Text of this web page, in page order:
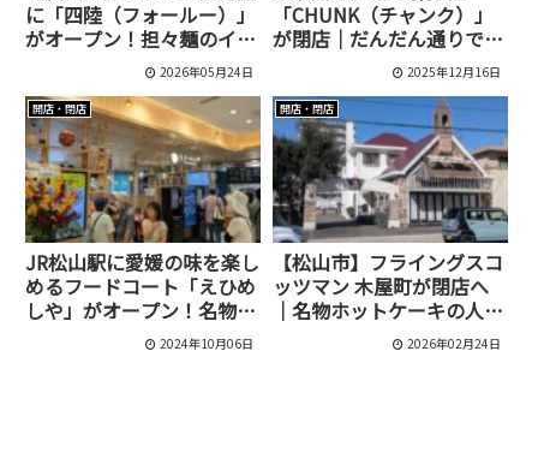
に「四陸（フォールー）」
がオープン！担々麺のイー
トインも楽しめる中華惣菜
2026年05月24日
「CHUNK（チャンク）」
が閉店｜だんだん通りで約
2025年12月16日
開店・閉店
JR松山駅に愛媛の味を楽し
めるフードコート「えひめ
しや」がオープン！名物だ
ったあの味も復刻！？
2024年10月06日
開店・閉店
【松山市】フライングスコ
ッツマン 木屋町が閉店へ
｜名物ホットケーキの人気
2026年02月24日